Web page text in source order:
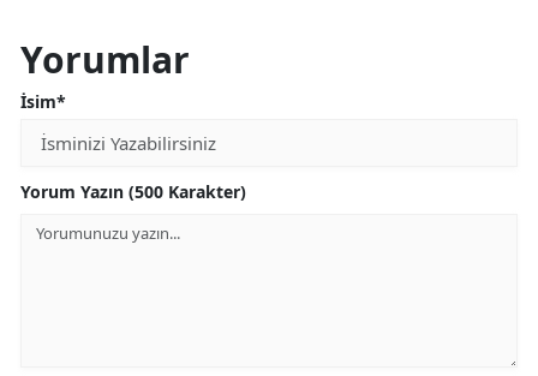
Yorumlar
İsim*
Yorum Yazın (500 Karakter)